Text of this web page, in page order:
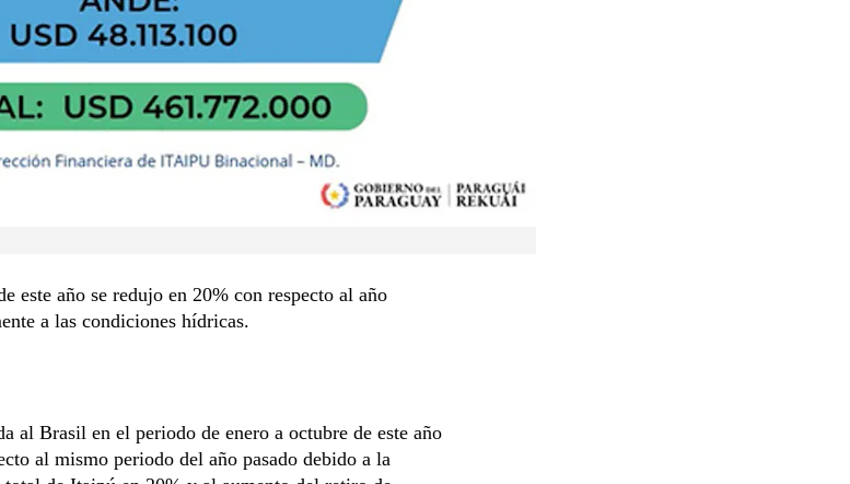
este año se redujo en 20% con respecto al año
a las condiciones hídricas.
al Brasil en el periodo de enero a octubre de este año
al mismo periodo del año pasado debido a la